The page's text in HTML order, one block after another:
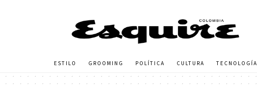
ESTILO GROOMING POLÍTICA CULTURA TECNOLOGÍA